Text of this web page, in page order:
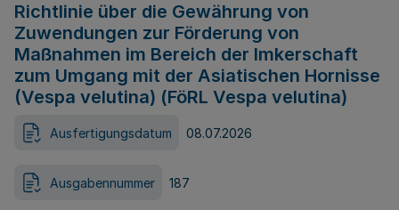
Richtlinie über die Gewährung von
Zuwendungen zur Förderung von
Maßnahmen im Bereich der Imkerschaft
zum Umgang mit der Asiatischen Hornisse
(Vespa velutina) (FöRL Vespa velutina)
Ausfertigungsdatum 08.07.2026
Ausgabennummer 187